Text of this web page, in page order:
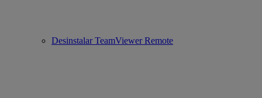
Desinstalar TeamViewer Remote